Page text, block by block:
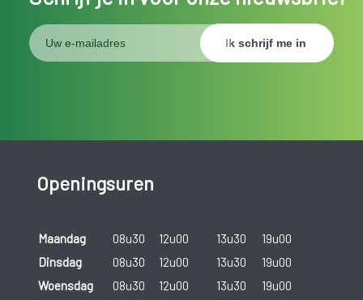
Openingsuren
Maandag 08u30 12u00 13u30
19u00
Dinsdag
08u30 12u00 13u30
19u00
Woensdag
08u30 12u00 13u30
19u00